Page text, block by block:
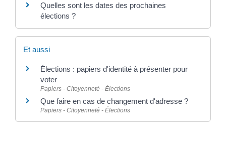
Quelles sont les dates des prochaines
élections ?
Et aussi
Élections : papiers d'identité à présenter pour
voter
Papiers - Citoyenneté - Élections
Que faire en cas de changement d'adresse ?
Papiers - Citoyenneté - Élections